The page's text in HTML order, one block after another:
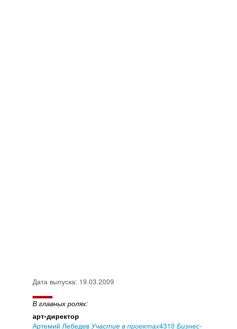
Дата выпуска: 19.03.2009
В главных ролях:
арт-директор
Артемий Лебедев Участие в проектах4310 Бизнес-